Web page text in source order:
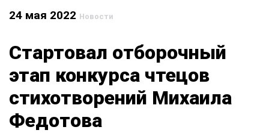
24 мая 2022 Новости
Стартовал отборочный
этап конкурса чтецов
стихотворений Михаила
Федотова